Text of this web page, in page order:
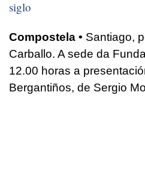
siglo
Compostela • Santiago,
Carballo. A sede da
12.00 horas a
Bergantiños, de Sergio